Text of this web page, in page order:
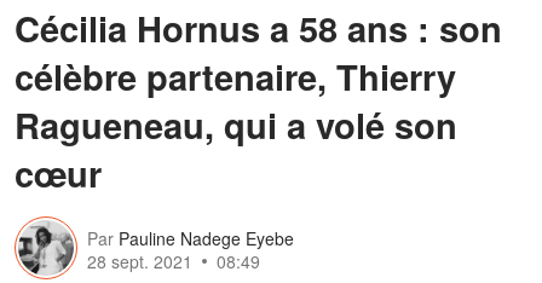
Cécilia Hornus a 58 ans : son
célèbre partenaire, Thierry
Ragueneau, qui a volé son
cœur
Par Pauline Nadege Eyebe
28 sept. 2021
08:49